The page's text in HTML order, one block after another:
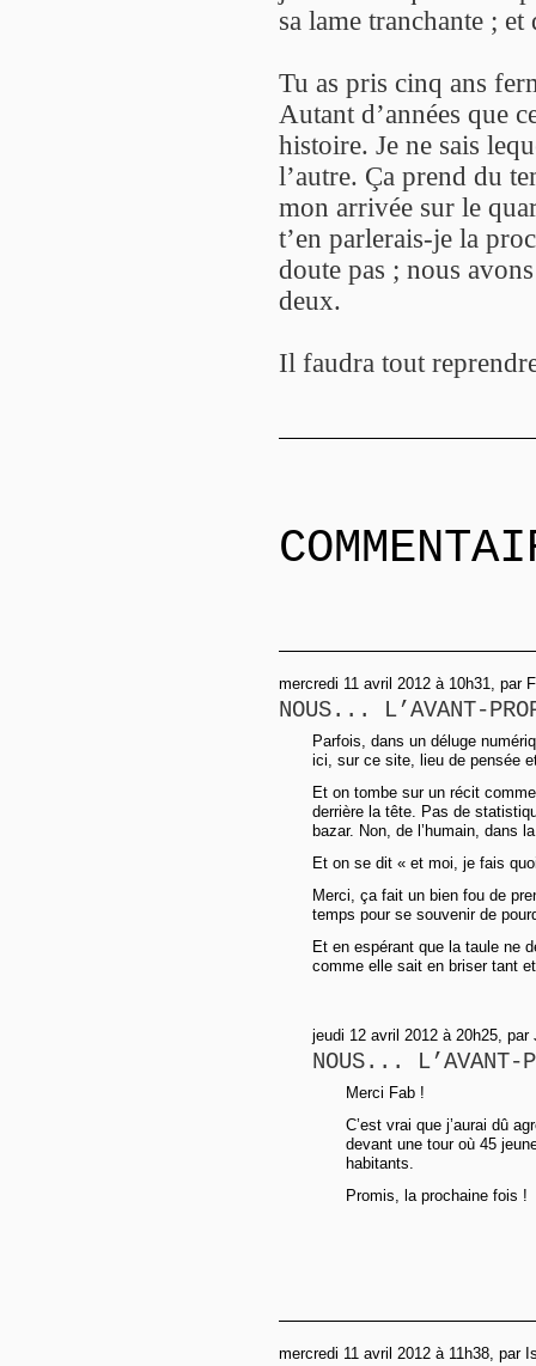
sa lame tranchante ;
Tu as pris cinq ans
Autant d’années que
histoire. Je ne sais
l’autre. Ça prend du
mon arrivée sur le
t’en parlerais-je la
doute pas ; nous
deux.
Il faudra tout
mercredi 11 avril 2012 à 10h31, par
NOUS... L’AVANT-
Parfois, dans un déluge
ici, sur ce site, lieu de pensée
Et on tombe sur un récit
derrière la tête. Pas de
bazar. Non, de l’humain, dans
Et on se dit « et moi, je fais
Merci, ça fait un bien fou de
temps pour se souvenir de
Et en espérant que la taule ne
comme elle sait en briser tant
jeudi 12 avril 2012 à 20h25, par
NOUS... L’AVANT-
Merci Fab !
C’est vrai que j’aurai dû
devant une tour où 45
habitants.
Promis, la prochaine fois !
mercredi 11 avril 2012 à 11h38, par